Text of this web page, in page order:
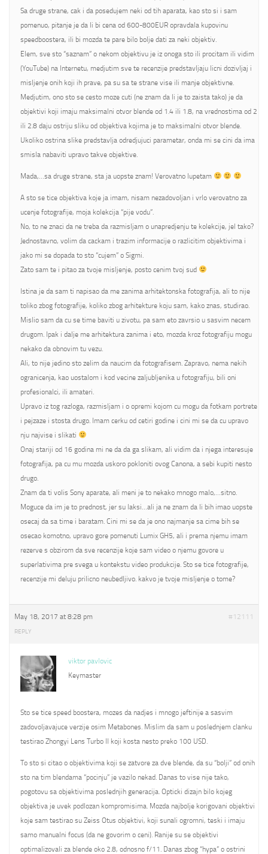
Sa druge strane, cak i da posedujem neki od tih aparata, kao sto si i sam
pomenuo, pitanje je da li bi cena od 600-800EUR opravdala kupovinu
speedboostera, ili bi mozda te pare bilo bolje dati za neki objektiv.
Elem, sve sto “saznam” o nekom objektivu je iz onoga sto ili procitam ili vidim
(YouTube) na Internetu, medjutim sve te recenzije predstavljaju licni dozivljaj i
misljenje onih koji ih prave, pa su sa te strane vise ili manje objektivne.
Medjutim, ono sto se cesto moze cuti (ne znam da li je to zaista tako) je da
objektivi koji imaju maksimalni otvor blende od 1.4 ili 1.8, na vrednostima od 2
ili 2.8 daju ostriju sliku od objektiva kojima je to maksimalni otvor blende.
Ukoliko ostrina slike predstavlja odredjujuci parametar, onda mi se cini da ima
smisla nabaviti upravo takve objektive.
Mada,…sa druge strane, sta ja uopste znam! Verovatno lupetam
A sto se tice objektiva koje ja imam, nisam nezadovoljan i vrlo verovatno za
ucenje fotografije, moja kolekcija “pije vodu”.
No, to ne znaci da ne treba da razmisljam o unapredjenju te kolekcije, jel tako?
Jednostavno, volim da cackam i trazim informacije o razlicitim objektivima i
jako mi se dopada to sto “cujem” o Sigmi.
Zato sam te i pitao za tvoje misljenje, posto cenim tvoj sud
Istina je da sam ti napisao da me zanima arhitektonska fotografija, ali to nije
toliko zbog fotografije, koliko zbog arhitekture koju sam, kako znas, studirao.
Mislio sam da cu se time baviti u zivotu, pa sam eto zavrsio u sasvim necem
drugom. Ipak i dalje me arhitektura zanima i eto, mozda kroz fotografiju mogu
nekako da obnovim tu vezu.
Ali, to nije jedino sto zelim da naucim da fotografisem. Zapravo, nema nekih
ogranicenja, kao uostalom i kod vecine zaljubljenika u fotografiju, bili oni
profesionalci, ili amateri.
Upravo iz tog razloga, razmisljam i o opremi kojom cu mogu da fotkam portrete
i pejzaze i stosta drugo. Imam cerku od cetiri godine i cini mi se da cu upravo
nju najvise i slikati
Onaj stariji od 16 godina mi ne da da ga slikam, ali vidim da i njega interesuje
fotografija, pa cu mu mozda uskoro pokloniti ovog Canona, a sebi kupiti nesto
drugo.
Znam da ti volis Sony aparate, ali meni je to nekako mnogo malo,…sitno.
Moguce da im je to prednost, jer su laksi…ali ja ne znam da li bih imao uopste
osecaj da sa time i baratam. Cini mi se da je ono najmanje sa cime bih se
osecao komotno, upravo gore pomenuti Lumix GH5, ali i prema njemu imam
rezerve s obzirom da sve recenzije koje sam video o njemu govore u
superlativima pre svega u kontekstu video produkcije. Sto se tice fotografije,
recenzije mi deluju prilicno neubedljivo. kakvo je tvoje misljenje o tome?
May 18, 2017 at 8:28 pm #12111
REPLY
viktor pavlovic
Keymaster
Sto se tice speed boostera, mozes da nadjes i mnogo jeftinije a sasvim
zadovoljavajuce verzije osim Metabones. Mislim da sam u poslednjem clanku
testirao Zhongyi Lens Turbo II koji kosta nesto preko 100 USD.
To sto si citao o objektivima koji se zatvore za dve blende, da su “bolji” od onih
sto na tim blendama “pocinju” je vazilo nekad. Danas to vise nije tako,
pogotovu sa objektivima poslednjih generacija. Opticki dizajn bilo kojeg
objektiva je uvek podlozan kompromisima. Mozda najbolje korigovani objektivi
koje sam testirao su Zeiss Otus objektivi, koji sunali ogromni, teski i imaju
samo manualni focus (da ne govorim o ceni). Ranije su se objektivi
optimalizovali za blende oko 2.8, odnosno f/11. Danas zbog “hypa” o ostrini